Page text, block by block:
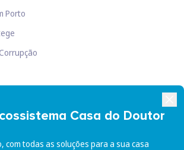
Casa do Doutor
com todas as soluções para a sua casa
Porto